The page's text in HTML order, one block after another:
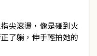
尖滾燙，像是碰到火
了躺，伸手輕拍她的